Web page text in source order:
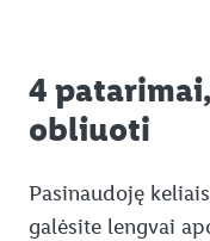
4
obliuoti
Pasinaudoję
galėsite lengvai